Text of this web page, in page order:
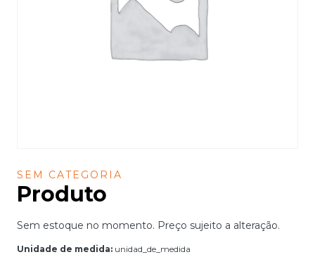
SEM CATEGORIA
Produto
Sem estoque no momento. Preço sujeito a alteração.
Unidade de medida: unidad_de_medida